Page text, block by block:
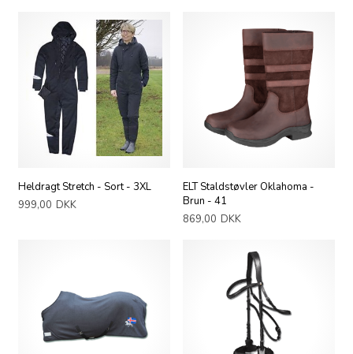
Heldragt Stretch - Sort - 3XL
999,00 DKK
ELT Staldstøvler Oklahoma -
Brun - 41
869,00 DKK